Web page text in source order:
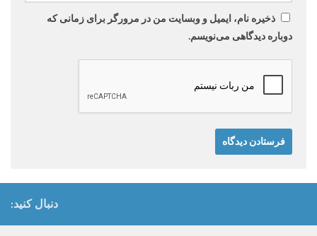
ذخیره نام، ایمیل و وبسایت من در مرورگر برای زمانی که
دوباره دیدگاهی می‌نویسم.
دنبال کنید: